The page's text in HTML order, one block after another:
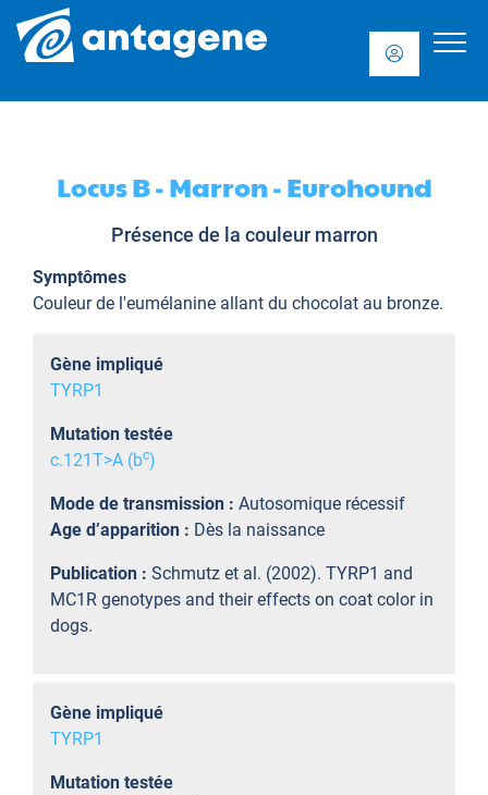
Locus B - Marron - Eurohound
Présence de la couleur marron
Symptômes
Couleur de l'eumélanine allant du chocolat au bronze.
Gène impliqué
TYRP1
Mutation testée
c.121T>A (bc)
Mode de transmission : Autosomique récessif
Age d’apparition : Dès la naissance
Publication : Schmutz et al. (2002). TYRP1 and
MC1R genotypes and their effects on coat color in
dogs.
Gène impliqué
TYRP1
Mutation testée